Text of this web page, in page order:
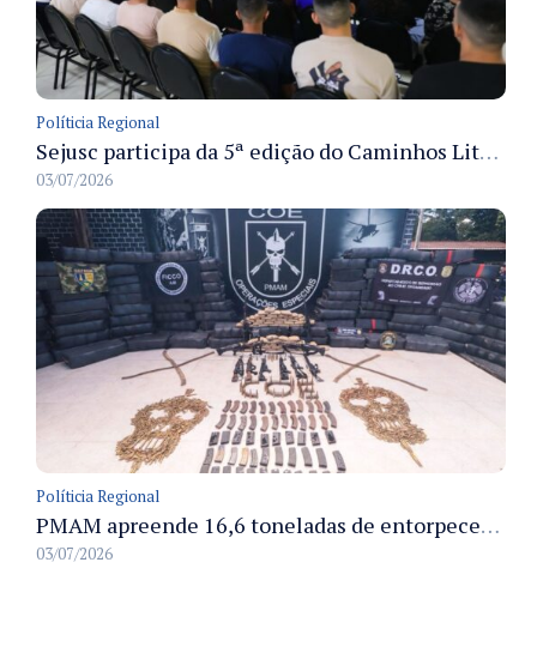
Políticia Regional
Sejusc participa da 5ª edição do Caminhos Literários com foco na cultura hip-hop nas unidades socioeducativas
03/07/2026
Políticia Regional
PMAM apreende 16,6 toneladas de entorpecentes e registra aumento nas prisões em flagrante e nas capturas de foragidos no primeiro semestre de 2026
03/07/2026